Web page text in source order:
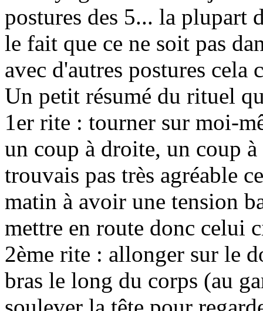
postures des 5... la plupart
le fait que ce ne soit pas
avec d'autres postures cela
Un petit résumé du rituel
1er rite : tourner sur moi-
un coup à droite, un coup
trouvais pas très agréable
matin à avoir une tension
mettre en route donc celui
2ème rite : allonger sur le
bras le long du corps (au